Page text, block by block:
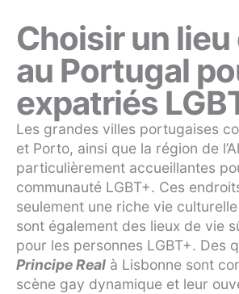
Choisir un lieu
au Portugal
expatriés
Les grandes villes portugaises
et Porto, ainsi que la région de
particulièrement accueillantes
communauté LGBT+. Ces
seulement une riche vie
sont également des lieux de vie
pour les personnes LGBT+. Des
Principe Real à Lisbonne sont
scène gay dynamique et leur